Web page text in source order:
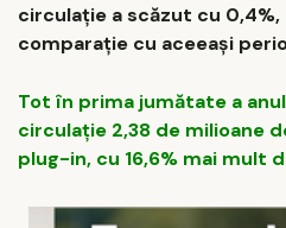
circulație a scăzut cu 0,4%,
comparație cu aceeași
Tot în prima jumătate a
circulație 2,38 de milioane
plug-in, cu 16,6% mai mult